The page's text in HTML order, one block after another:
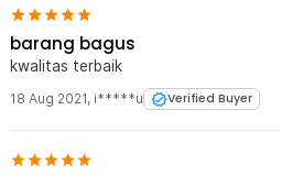
dibawa ke mana saja.
Kelengkapan Produk
Rincian yang Anda dapatkan untuk
Sunglasses - 0089
1 x Lensa Terpolarisasi
barang bagus
kwalitas terbaik
18 Aug 2021, i*****u Verified Buyer